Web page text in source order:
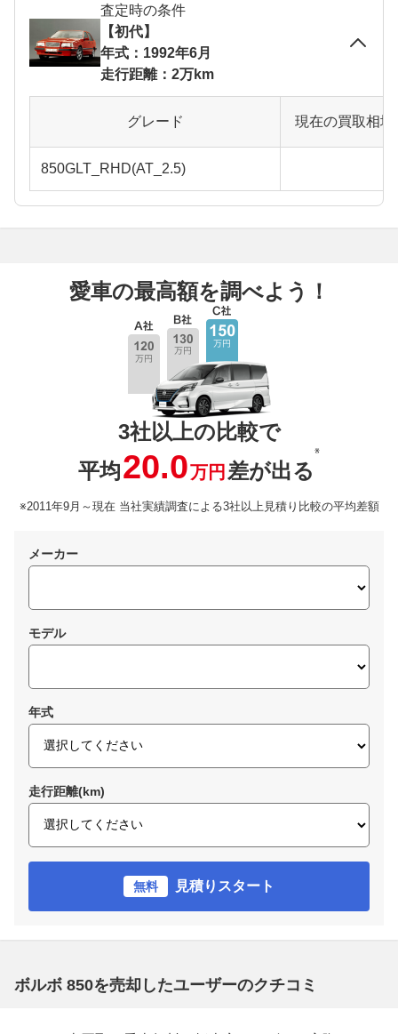
査定時の条件
【初代】
年式：1992年6月
走行距離：2万km
グレード 現在の買取相
850GLT_RHD(AT_2.5)
愛車の最高額を調べよう！
3社以上の比較で
平均20.0万円 差が出る
※
※2011年9月～現在 当社実績調査による3社以上見積り比較の平均差額
メーカー
モデル
年式
走行距離(km)
無料 見積りスタート
ボルボ 850を売却したユーザーのクチコミ